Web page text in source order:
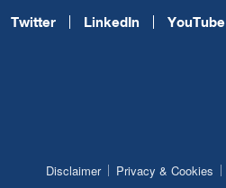
Twitter LinkedIn YouTube
Disclaimer Privacy & Cookies